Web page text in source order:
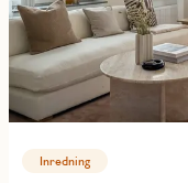
Inredning